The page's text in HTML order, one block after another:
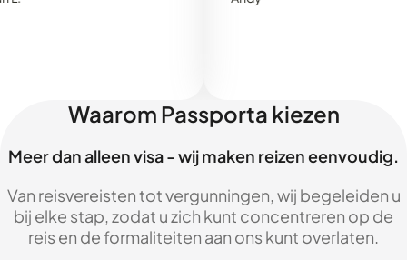
Waarom Passporta kiezen
Meer dan alleen visa - wij maken reizen eenvoudig.
Van reisvereisten tot vergunningen, wij begeleiden u
bij elke stap, zodat u zich kunt concentreren op de
reis en de formaliteiten aan ons kunt overlaten.